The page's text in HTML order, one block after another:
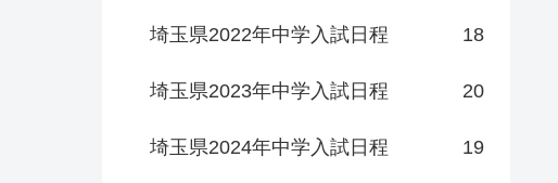
埼玉県2022年中学入試日程 18
埼玉県2023年中学入試日程 20
埼玉県2024年中学入試日程 19